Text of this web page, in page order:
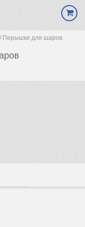
Перышки для шаров